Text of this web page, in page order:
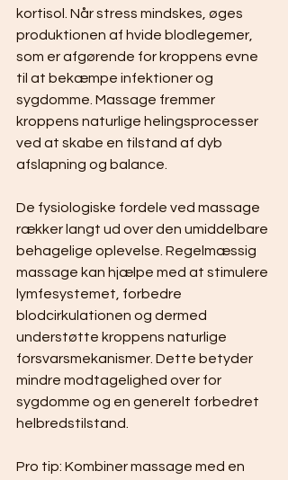
kortisol. Når stress mindskes, øges
produktionen af hvide blodlegemer,
som er afgørende for kroppens evne
til at bekæmpe infektioner og
sygdomme. Massage fremmer
kroppens naturlige helingsprocesser
ved at skabe en tilstand af dyb
afslapning og balance.
De fysiologiske fordele ved massage
rækker langt ud over den umiddelbare
behagelige oplevelse. Regelmæssig
massage kan hjælpe med at stimulere
lymfesystemet, forbedre
blodcirkulationen og dermed
understøtte kroppens naturlige
forsvarsmekanismer. Dette betyder
mindre modtagelighed over for
sygdomme og en generelt forbedret
helbredstilstand.
Pro tip: Kombiner massage med en